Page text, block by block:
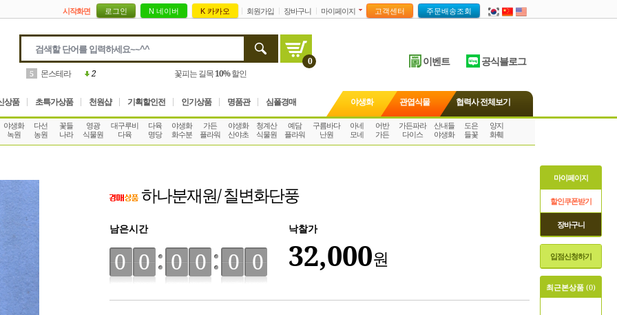
시작화면 회원가입 장바구니 마이페이지
0
5 몬스테라 2 꽃피는 길목10%할인
이벤트 공식블로그
상품 초특가상품 천원샵 기획할인전 인기상품 명품관 심폴경매 야생화 관엽식물 협력사 전체보기
야생화
녹원
다선
농원
꽃들
나라
영광
식물원
대구루비
다육
다육
명당
야생화
화수분
가든
플라워
야생화
산야초
청계산
식물원
예담
플라워
구름바다
난원
아네
모네
어반
가든
가든파라
다이스
산내들
야생화
도은
들꽃
양지
화훼
하나분재원/ 칠변화단풍
남은시간
00 00 00
낙찰가
32,000원
마이페이지
할인쿠폰받기
장바구니
입점신청하기
최근본상품 (0)